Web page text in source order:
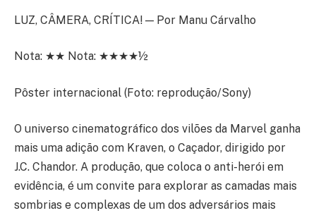
LUZ, CÂMERA, CRÍTICA! — Por Manu Cárvalho
Nota: ★★ Nota: ★★★★½
Pôster internacional (Foto: reprodução/Sony)
O universo cinematográfico dos vilões da Marvel ganha
mais uma adição com Kraven, o Caçador, dirigido por
J.C. Chandor. A produção, que coloca o anti-herói em
evidência, é um convite para explorar as camadas mais
sombrias e complexas de um dos adversários mais